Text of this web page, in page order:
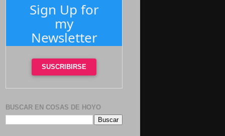
Sign Up for
my
Newsletter
SUSCRIBIRSE
BUSCAR EN COSAS DE HOYO